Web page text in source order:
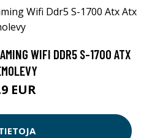
WIFI DDR5 S-1700 ATX
EUR